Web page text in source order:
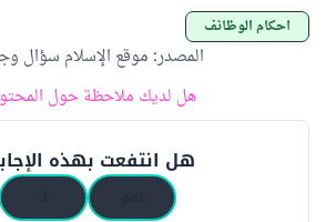
أحكام الوظائف
المصدر: موقع الإسلام سؤال
هل لديك ملاحظة حول
هل انتفعت بهذه